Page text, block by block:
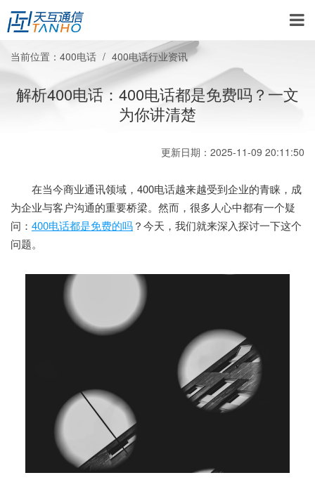
当前位置： 400电话 400电话行业资讯
解析400电话：400电话都是免费吗？一文
为你讲清楚
更新日期：2025-11-09 20:11:50
在当今商业通讯领域，400电话越来越受到企业的青睐，成
为企业与客户沟通的重要桥梁。然而，很多人心中都有一个疑
问： 400电话都是免费的吗？今天，我们就来深入探讨一下这个
问题。